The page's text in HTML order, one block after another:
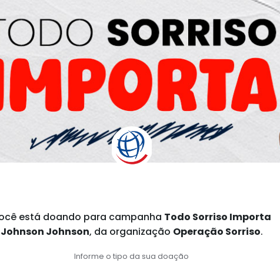
está doando para campanha Todo Sorriso Importa
Johnson Johnson, da organização Operação Sorriso.
Informe o tipo da sua doação